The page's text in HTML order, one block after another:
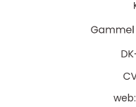
web: